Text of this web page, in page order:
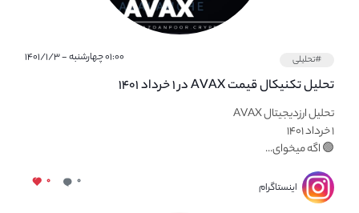
#تحلیلی ۰۱:۰۰ چهارشنبه - ۱۴۰۱/۱/۳
تحلیل تکنیکال قیمت AVAX در ۱ خرداد ۱۴۰۱
تحلیل ارزدیجیتال AVAX
۱ خرداد ۱۴۰۱
🟢 اگه میخوای...
اینستاگرام ۰ ۰